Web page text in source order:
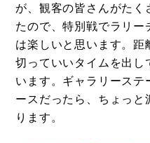
が、観客の皆さんがたく
たので、特別戦でラリー
は楽しいと思います。距
切っていいタイムを出し
います。ギャラリーステ
ースだったら、ちょっと
ります。